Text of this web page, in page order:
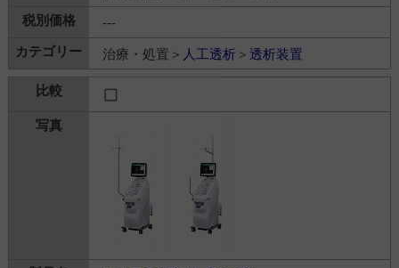
---
治療・処置＞ 人工透析＞ 透析装置